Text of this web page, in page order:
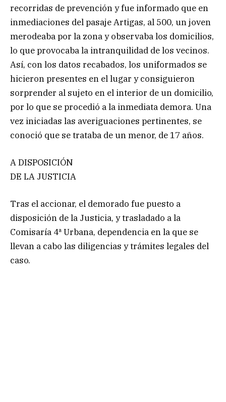
recorridas de prevención y fue informado que en
inmediaciones del pasaje Artigas, al 500, un joven
merodeaba por la zona y observaba los domicilios,
lo que provocaba la intranquilidad de los vecinos.
Así, con los datos recabados, los uniformados se
hicieron presentes en el lugar y consiguieron
sorprender al sujeto en el interior de un domicilio,
por lo que se procedió a la inmediata demora. Una
vez iniciadas las averiguaciones pertinentes, se
conoció que se trataba de un menor, de 17 años.
A DISPOSICIÓN
DE LA JUSTICIA
Tras el accionar, el demorado fue puesto a
disposición de la Justicia, y trasladado a la
Comisaría 4ª Urbana, dependencia en la que se
llevan a cabo las diligencias y trámites legales del
caso.